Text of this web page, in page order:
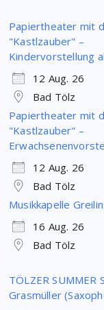
Papiertheater mit
"Kastlzauber" –
Kindervorstellung
12 Aug. 26
Bad Tölz
Papiertheater mit
"Kastlzauber" –
12 Aug. 26
Bad Tölz
Musikkapelle
16 Aug. 26
Bad Tölz
TÖLZER SUMMER
Grasmüller